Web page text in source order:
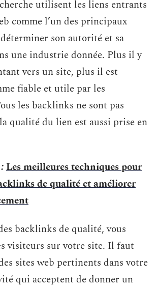
utilisent les liens entrants
comme l’un des principaux
son autorité et sa
une industrie donnée. Plus il y
vers un site, plus il est
fiable et utile par les
les backlinks ne sont pas
qualité du lien est aussi prise en
Les meilleures techniques pour
de qualité et améliorer
backlinks de qualité, vous
visiteurs sur votre site. Il faut
sites web pertinents dans votre
qui acceptent de donner un